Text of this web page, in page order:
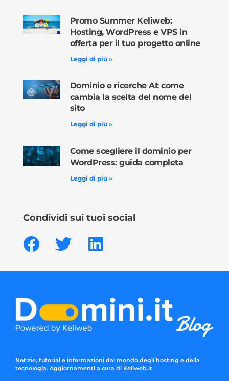
Promo Summer Keliweb:
Hosting, WordPress e VPS in
offerta per il tuo progetto online
Leggi di più »
Dominio e ricerche AI: come
cambia la scelta del nome del
sito
Leggi di più »
Come scegliere il dominio per
WordPress: guida completa
Leggi di più »
Condividi sui tuoi social
Notizie, tutorial e informazioni dal mondo degli hosting e della
tecnologia. Aggiornamenti a cura di Keliweb.it.